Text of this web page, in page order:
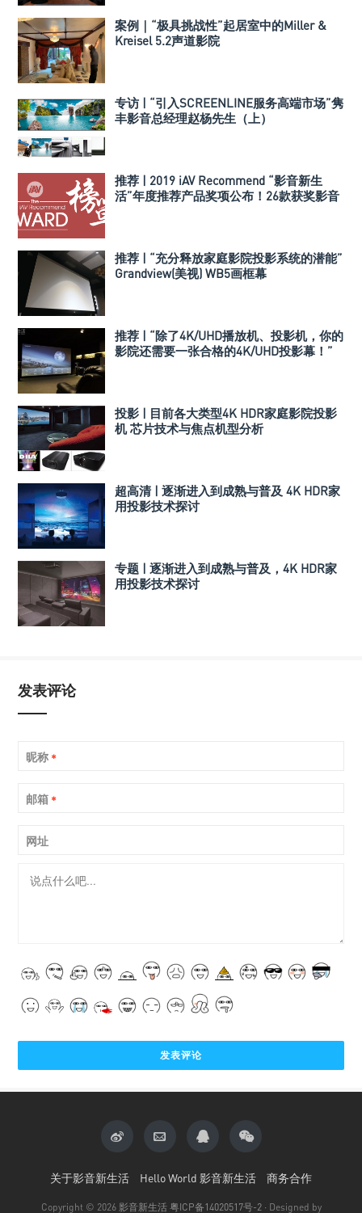
案例｜“极具挑战性”起居室中的Miller &
Kreisel 5.2声道影院
专访 | “引入SCREENLINE服务高端市场”隽
丰影音总经理赵杨先生（上）
推荐 | 2019 iAV Recommend “影音新生
活”年度推荐产品奖项公布！26款获奖影音
推荐 | “充分释放家庭影院投影系统的潜能”
Grandview(美视) WB5画框幕
推荐 | “除了4K/UHD播放机、投影机，你的
影院还需要一张合格的4K/UHD投影幕！”
投影 | 目前各大类型4K HDR家庭影院投影
机 芯片技术与焦点机型分析
超高清 | 逐渐进入到成熟与普及 4K HDR家
用投影技术探讨
专题 | 逐渐进入到成熟与普及，4K HDR家
用投影技术探讨
发表评论
昵称 *
邮箱 *
网址
关于影音新生活 Hello World 影音新生活 商务合作
Copyright © 2026 影音新生活 粤ICP备14020517号-2 · Designed by